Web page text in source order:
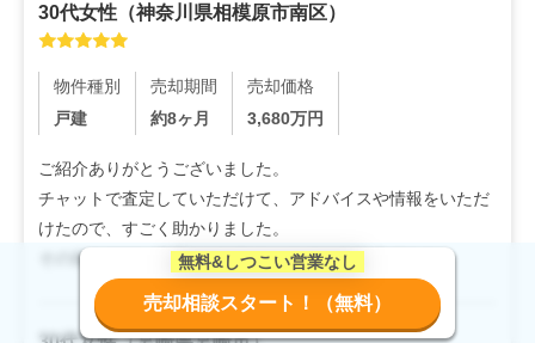
30代女性 （神奈川県相模原市南区）
物件種別
戸建
売却期間
約8ヶ月
売却価格
3,680万円
ご紹介ありがとうございました。
チャットで査定していただけて、アドバイスや情報をいただ
けたので、すごく助かりました。
その後しつこい営業などがなかったのも好印象でした。